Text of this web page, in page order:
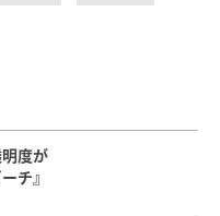
度が
チ』